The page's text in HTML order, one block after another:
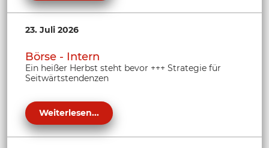
23. Juli 2026
Börse - Intern
Ein heißer Herbst steht bevor +++ Strategie für
Seitwärtstendenzen
Weiterlesen...